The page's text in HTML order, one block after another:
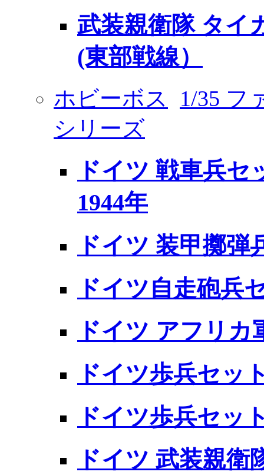
武装親衛隊 タイ
(東部戦線）
ホビーボス
1/35 フ
シリーズ
ドイツ 戦車兵
1944年
ドイツ 装甲擲弾
ドイツ自走砲兵
ドイツ アフリ
ドイツ歩兵セッ
ドイツ歩兵セッ
ドイツ 武装親